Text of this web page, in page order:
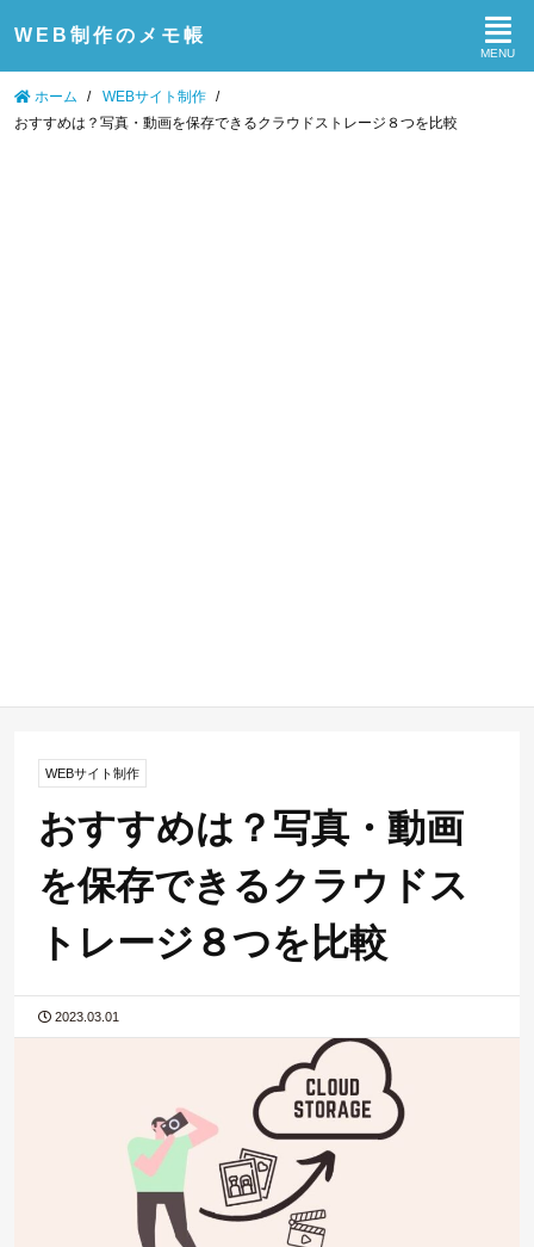
WEB制作のメモ帳
ホーム / WEBサイト制作 /
おすすめは？写真・動画を保存できるクラウドストレージ８つを比較
WEBサイト制作
おすすめは？写真・動画
を保存できるクラウドス
トレージ８つを比較
2023.03.01